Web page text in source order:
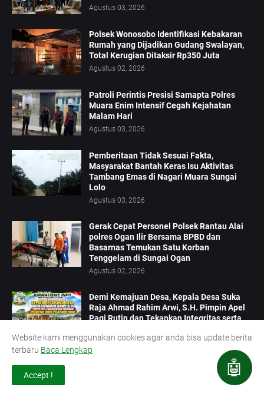
🤖
Agustus 03, 2026
Polsek Wonosobo Identifikasi Kebakaran
Rumah yang Dijadikan Gudang Swalayan,
Total Kerugian Ditaksir Rp350 Juta
Agustus 02, 2026
Patroli Perintis Presisi Samapta Polres
Muara Enim Intensif Cegah Kejahatan
Malam Hari
Agustus 03, 2026
Pemberitaan Tidak Sesuai Fakta,
Masyarakat Bantah Keras Isu Aktivitas
Tambang Emas di Nagari Muara Sungai
Lolo
Agustus 03, 2026
Gerak Cepat Personel Polsek Rantau Alai
polres Ogan Ilir Bersama BPBD dan
Basarnas Temukan Satu Korban
Tenggelam di Sungai Ogan
Agustus 02, 2026
Demi Kemajuan Desa, Kepala Desa Suka
Raja Ahmad Rahim Arwi, S.H. Pimpin Apel
Pagi Rutin dan Tekankan Integritas serta
Agustus 03, 2026
Website kami menggunakan cookies agar anda bisa update berita
terbaru Baca Lengkap
Accept !